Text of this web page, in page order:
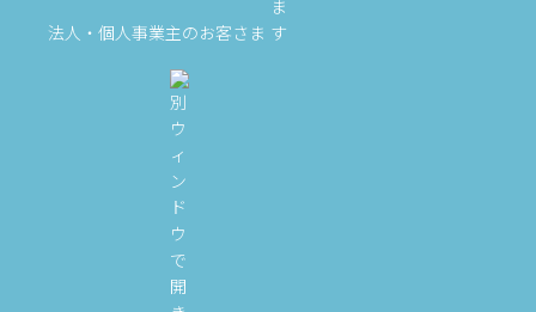
法人・個人事業主のお客さま